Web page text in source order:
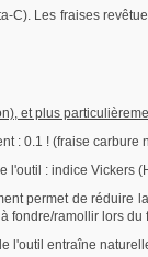
C). Les fraises
et plus
: 0.1 ! (fraise carbure
l'outil : indice Vickers
permet de réduire
fondre/ramollir lors
l'outil entraîne